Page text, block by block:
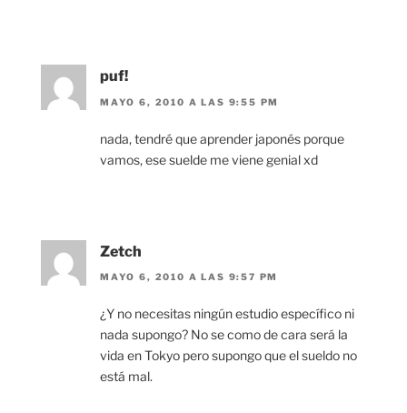
puf!
MAYO 6, 2010 A LAS 9:55 PM
nada, tendré que aprender japonés porque
vamos, ese suelde me viene genial xd
Zetch
MAYO 6, 2010 A LAS 9:57 PM
¿Y no necesitas ningún estudio específico ni
nada supongo? No se como de cara será la
vida en Tokyo pero supongo que el sueldo no
está mal.